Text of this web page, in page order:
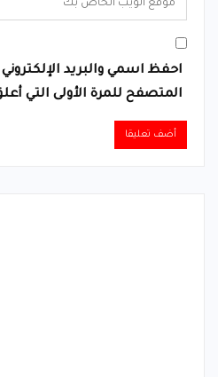
احفظ اسمي والبريد
المتصفح للمرة الأولى التي